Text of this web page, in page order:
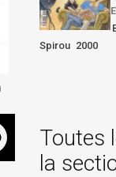
Spirou 2000
Toutes
la